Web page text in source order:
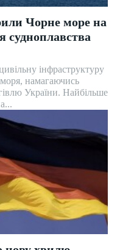
Чорне море на
судноплавства
інфраструктуру
намагаючись
України. Найбільше